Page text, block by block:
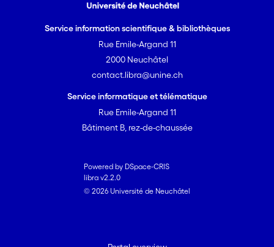
Service information scientifique & bibliothèques
Rue Emile-Argand 11
2000 Neuchâtel
contact.libra@unine.ch
Service informatique et télématique
Rue Emile-Argand 11
Bâtiment B, rez-de-chaussée
Powered by DSpace-CRIS
libra v2.2.0
© 2026 Université de Neuchâtel